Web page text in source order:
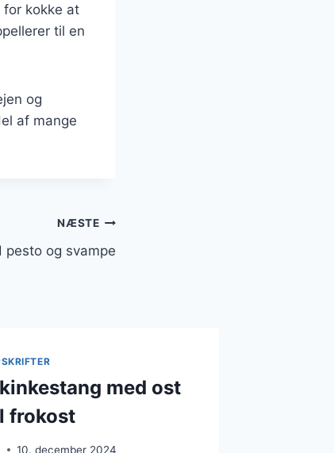
kokke at
til en
og
af mange
NÆSTE
pesto og svampe
med ost
frokost
10. december 2024